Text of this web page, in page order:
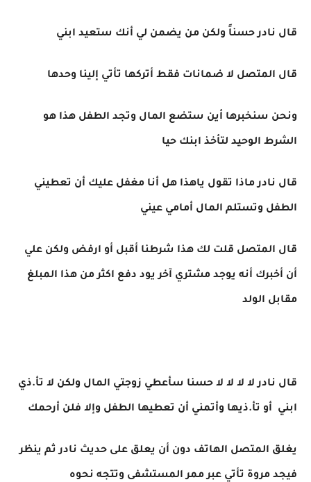
قال نادر حسناً ولكن من يضمن لي أنك ستعيد ابني
قال المتصل لا ضمانات فقط أتركها تأتي إلينا وحدها
ونحن سنخبرها أين ستضع المال وتجد الطفل هذا هو
الشرط الوحيد لتأخذ ابنك حيا
قال نادر ماذا تقول ياهذا هل أنا مغفل عليك أن تعطيني
الطفل وتستلم المال أمامي عيني
قال المتصل قلت لك هذا شرطنا أقبل أو ارفض ولكن علي
أن أخبرك أنه يوجد مشتري آخر يود دفع اكثر من هذا المبلغ
مقابل الولد
قال نادر لا لا لا لا حسنا سأعطي زوجتي المال ولكن لا تأ.ذي
ابني أو تأ.ذيها وأتمني أن تعطيها الطفل وإلا فلن أرحمك
يغلق المتصل الهاتف دون أن يعلق على حديث نادر ثم ينظر
فيجد مروة تأتي عبر ممر المستشفى وتتجه نحوه